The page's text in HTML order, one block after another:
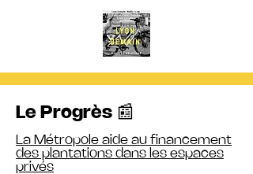
Le Progrès 📰
La Métropole aide au financement
des plantations dans les espaces
privés